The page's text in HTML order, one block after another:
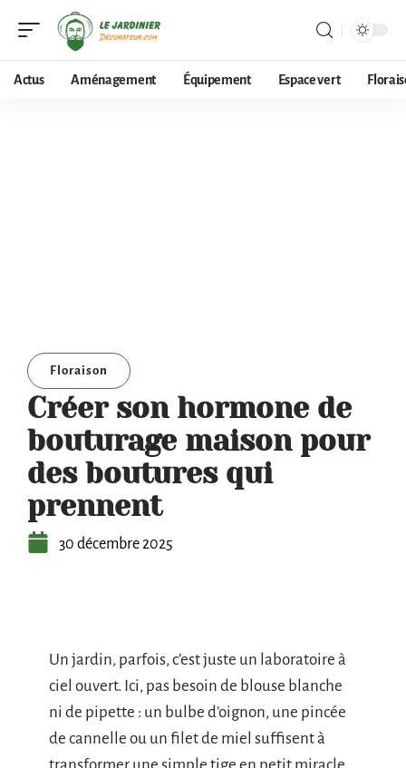
Actus Aménagement Équipement Espace vert
Floraison
Créer son hormone de
bouturage maison pour
des boutures qui
prennent
30 décembre 2025
Un jardin, parfois, c’est juste un laboratoire à
ciel ouvert. Ici, pas besoin de blouse blanche
ni de pipette : un bulbe d’oignon, une pincée
de cannelle ou un filet de miel suffisent à